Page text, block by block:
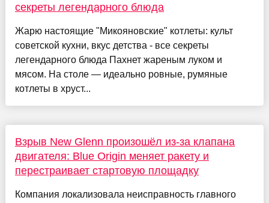
секреты легендарного блюда
Жарю настоящие "Микояновские" котлеты: культ
советской кухни, вкус детства - все секреты
легендарного блюда Пахнет жареным луком и
мясом. На столе — идеально ровные, румяные
котлеты в хруст...
Взрыв New Glenn произошёл из-за клапана
двигателя: Blue Origin меняет ракету и
перестраивает стартовую площадку
Компания локализовала неисправность главного